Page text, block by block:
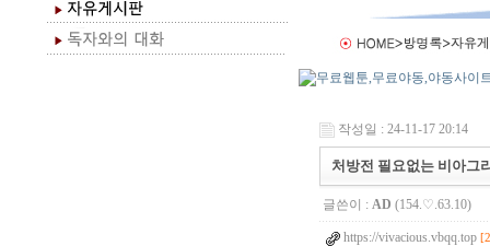
작성일 : 24-11-17 20:14
처방전 필요없는 비아그
글쓴이 : AD (154.♡.63.10)
https://vivacious.vbqq.top